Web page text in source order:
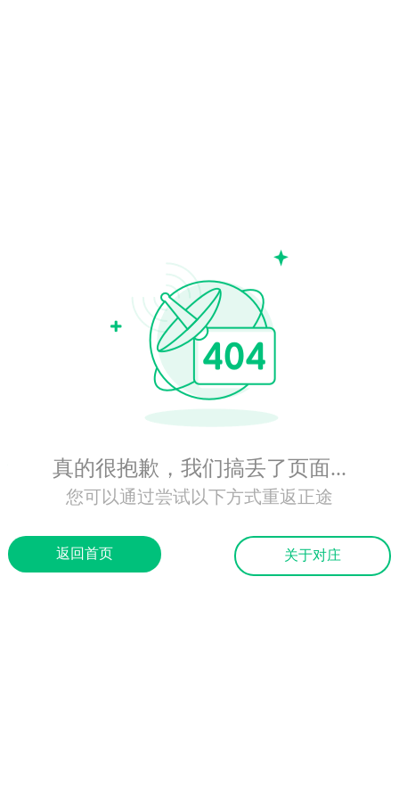
真的很抱歉，我们搞丢了页面...
您可以通过尝试以下方式重返正途
返回首页 关于对庄